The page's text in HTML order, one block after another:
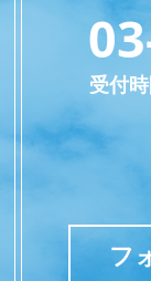
受付
フ